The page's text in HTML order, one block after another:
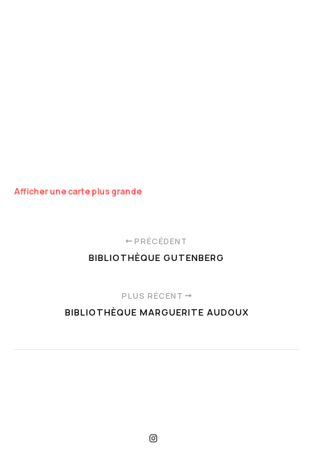
Afficher une carte plus grande
PRÉCÉDENT
BIBLIOTHÈQUE GUTENBERG
PLUS RÉCENT
BIBLIOTHÈQUE MARGUERITE AUDOUX